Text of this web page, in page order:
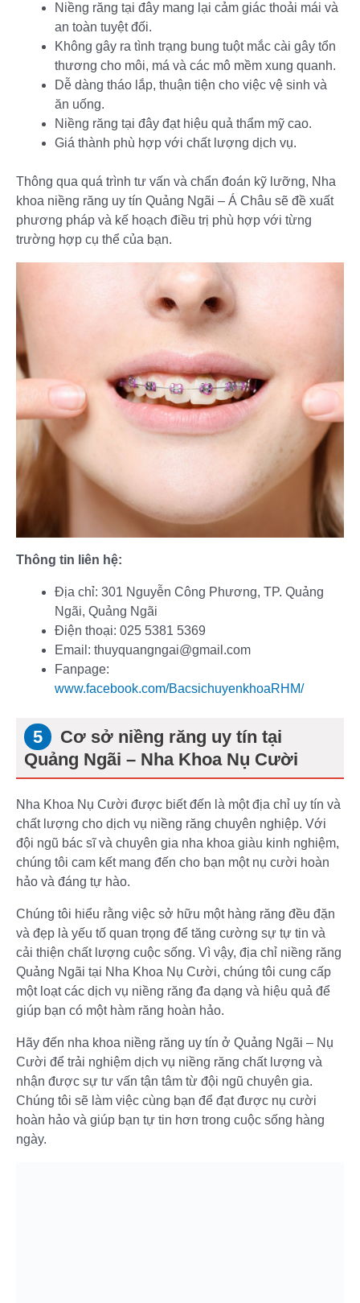
Niềng răng tại đây mang lại cảm giác thoải mái và
an toàn tuyệt đối.
Không gây ra tình trạng bung tuột mắc cài gây tổn
thương cho môi, má và các mô mềm xung quanh.
Dễ dàng tháo lắp, thuận tiện cho việc vệ sinh và
ăn uống.
Niềng răng tại đây đạt hiệu quả thẩm mỹ cao.
Giá thành phù hợp với chất lượng dịch vụ.
Thông qua quá trình tư vấn và chẩn đoán kỹ lưỡng, Nha
khoa niềng răng uy tín Quảng Ngãi – Á Châu sẽ đề xuất
phương pháp và kế hoạch điều trị phù hợp với từng
trường hợp cụ thể của bạn.
Thông tin liên hệ:
Địa chỉ: 301 Nguyễn Công Phương, TP. Quảng
Ngãi, Quảng Ngãi
Điện thoại: 025 5381 5369
Email: thuyquangngai@gmail.com
Fanpage:
www.facebook.com/BacsichuyenkhoaRHM/
Cơ sở niềng răng uy tín tại
Quảng Ngãi – Nha Khoa Nụ Cười
Nha Khoa Nụ Cười được biết đến là một địa chỉ uy tín và
chất lượng cho dịch vụ niềng răng chuyên nghiệp. Với
đội ngũ bác sĩ và chuyên gia nha khoa giàu kinh nghiệm,
chúng tôi cam kết mang đến cho bạn một nụ cười hoàn
hảo và đáng tự hào.
Chúng tôi hiểu rằng việc sở hữu một hàng răng đều đặn
và đẹp là yếu tố quan trọng để tăng cường sự tự tin và
cải thiện chất lượng cuộc sống. Vì vậy, địa chỉ niềng răng
Quảng Ngãi tại Nha Khoa Nụ Cười, chúng tôi cung cấp
một loạt các dịch vụ niềng răng đa dạng và hiệu quả để
giúp bạn có một hàm răng hoàn hảo.
Hãy đến nha khoa niềng răng uy tín ở Quảng Ngãi – Nụ
Cười để trải nghiệm dịch vụ niềng răng chất lượng và
nhận được sự tư vấn tận tâm từ đội ngũ chuyên gia.
Chúng tôi sẽ làm việc cùng bạn để đạt được nụ cười
hoàn hảo và giúp bạn tự tin hơn trong cuộc sống hàng
ngày.